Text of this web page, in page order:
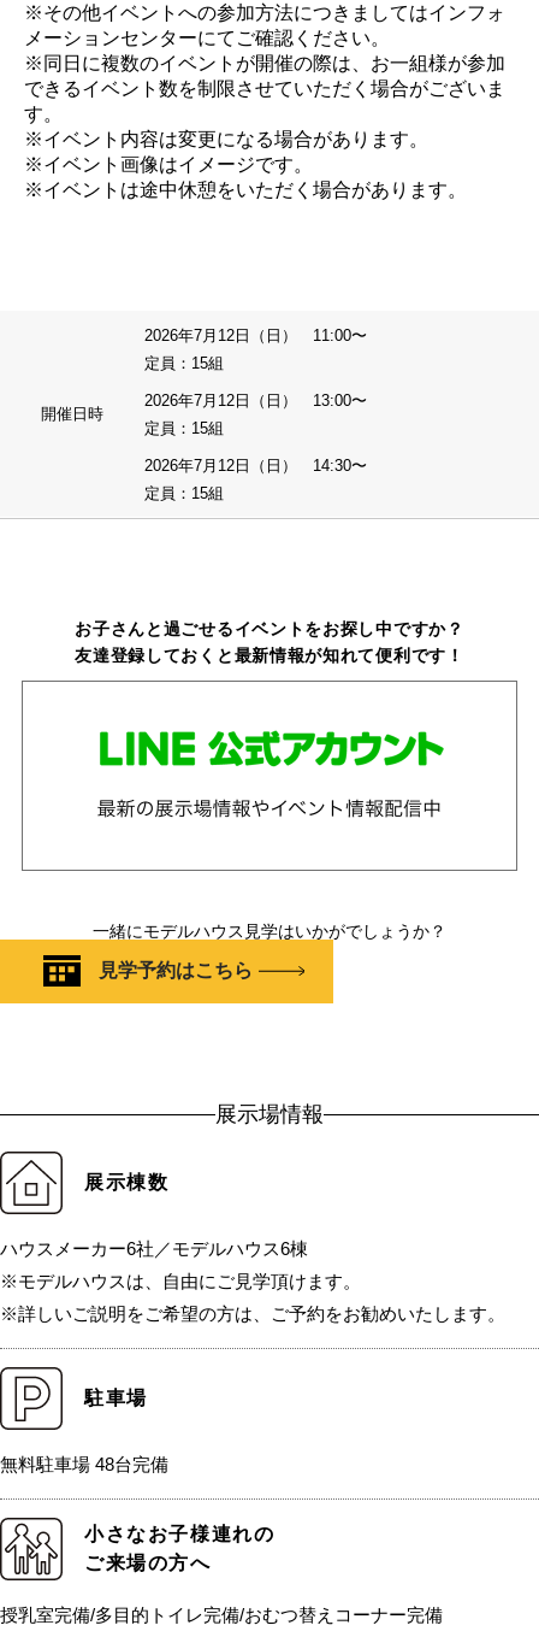
※その他イベントへの参加方法につきましてはインフォ
メーションセンターにてご確認ください。
※同日に複数のイベントが開催の際は、お一組様が参加
できるイベント数を制限させていただく場合がございま
す。
※イベント内容は変更になる場合があります。
※イベント画像はイメージです。
※イベントは途中休憩をいただく場合があります。
開催日時
2026年7月12日（日） 11:00〜
定員：15組
2026年7月12日（日） 13:00〜
定員：15組
2026年7月12日（日） 14:30〜
定員：15組
お子さんと過ごせるイベントをお探し中ですか？
友達登録しておくと最新情報が知れて便利です！
一緒にモデルハウス見学はいかがでしょうか？
見学予約はこちら
展示場情報
展示棟数
ハウスメーカー6社／モデルハウス6棟
※モデルハウスは、自由にご見学頂けます。
※詳しいご説明をご希望の方は、ご予約をお勧めいたします。
駐車場
無料駐車場 48台完備
小さなお子様連れの
ご来場の方へ
授乳室完備/多目的トイレ完備/おむつ替えコーナー完備